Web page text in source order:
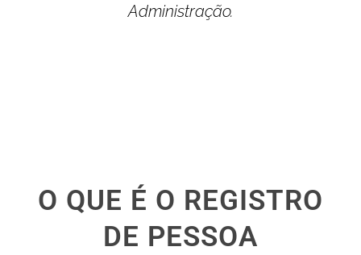
Administração.
O QUE É O REGISTRO
DE PESSOA